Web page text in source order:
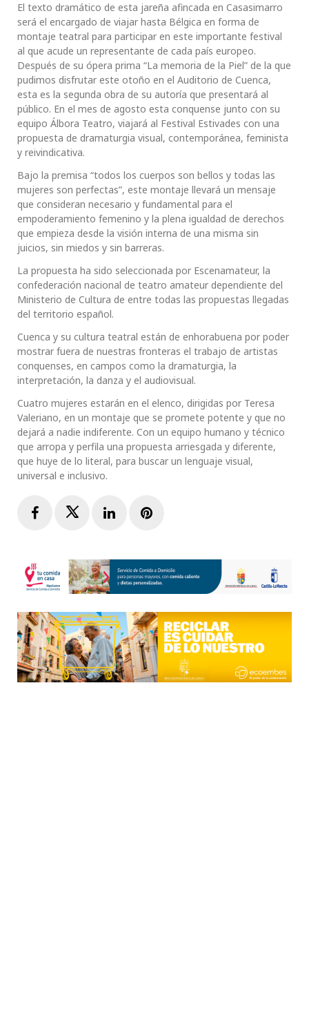
El texto dramático de esta jareña afincada en Casasimarro
será el encargado de viajar hasta Bélgica en forma de
montaje teatral para participar en este importante festival
al que acude un representante de cada país europeo.
Después de su ópera prima “La memoria de la Piel” de la que
pudimos disfrutar este otoño en el Auditorio de Cuenca,
esta es la segunda obra de su autoría que presentará al
público. En el mes de agosto esta conquense junto con su
equipo Álbora Teatro, viajará al Festival Estivades con una
propuesta de dramaturgia visual, contemporánea, feminista
y reivindicativa.
Bajo la premisa “todos los cuerpos son bellos y todas las
mujeres son perfectas”, este montaje llevará un mensaje
que consideran necesario y fundamental para el
empoderamiento femenino y la plena igualdad de derechos
que empieza desde la visión interna de una misma sin
juicios, sin miedos y sin barreras.
La propuesta ha sido seleccionada por Escenamateur, la
confederación nacional de teatro amateur dependiente del
Ministerio de Cultura de entre todas las propuestas llegadas
del territorio español.
Cuenca y su cultura teatral están de enhorabuena por poder
mostrar fuera de nuestras fronteras el trabajo de artistas
conquenses, en campos como la dramaturgia, la
interpretación, la danza y el audiovisual.
Cuatro mujeres estarán en el elenco, dirigidas por Teresa
Valeriano, en un montaje que se promete potente y que no
dejará a nadie indiferente. Con un equipo humano y técnico
que arropa y perfila una propuesta arriesgada y diferente,
que huye de lo literal, para buscar un lenguaje visual,
universal e inclusivo.
FacebookTwitterLinkedInPinterest